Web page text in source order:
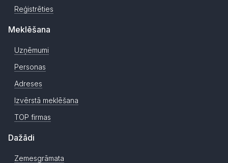
Reģistrēties
Meklēšana
Uzņēmumi
Personas
Adreses
Izvērstā meklēšana
TOP firmas
Dažādi
Zemesgrāmata